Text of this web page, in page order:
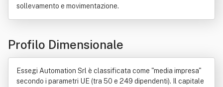
sollevamento e movimentazione.
Profilo Dimensionale
Essegi Automation Srl è classificata come "media impresa"
secondo i parametri UE (tra 50 e 249 dipendenti). Il capitale